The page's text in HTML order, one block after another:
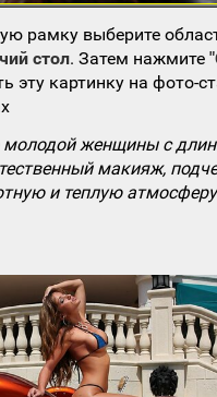
рамку выберите
стол. Затем нажмите
эту картинку на фото-
молодой женщины с
макияж,
и теплую